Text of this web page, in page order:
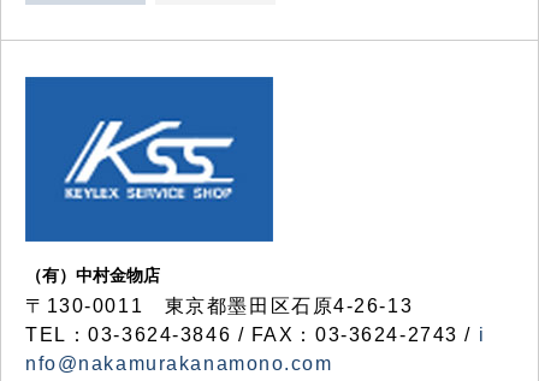
（有）中村金物店
〒130-0011 東京都墨田区石原4-26-13
TEL：03-3624-3846 / FAX：03-3624-2743 / i
nfo@nakamurakanamono.com